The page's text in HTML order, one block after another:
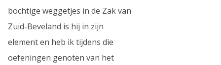
bochtige weggetjes in de Zak van
Zuid-Beveland is hij in zijn
element en heb ik tijdens die
oefeningen genoten van het